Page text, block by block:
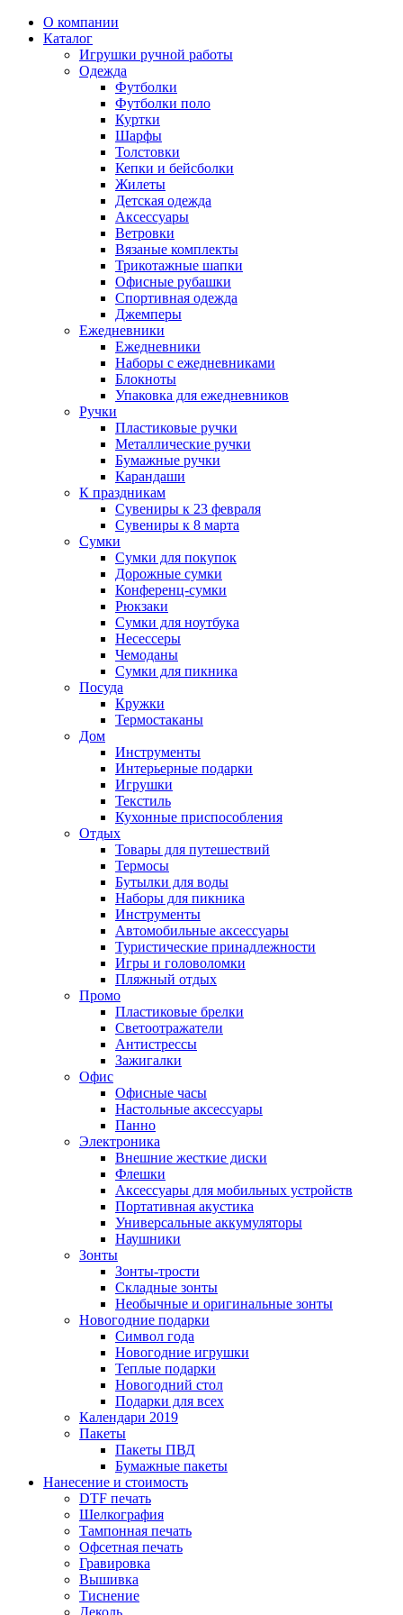
О компании
Каталог
Игрушки ручной работы
Одежда
Футболки
Футболки поло
Куртки
Шарфы
Толстовки
Кепки и бейсболки
Жилеты
Детская одежда
Аксессуары
Ветровки
Вязаные комплекты
Трикотажные шапки
Офисные рубашки
Спортивная одежда
Джемперы
Ежедневники
Ежедневники
Наборы с ежедневниками
Блокноты
Упаковка для ежедневников
Ручки
Пластиковые ручки
Металлические ручки
Бумажные ручки
Карандаши
К праздникам
Сувениры к 23 февраля
Сувениры к 8 марта
Сумки
Сумки для покупок
Дорожные сумки
Конференц-сумки
Рюкзаки
Сумки для ноутбука
Несессеры
Чемоданы
Сумки для пикника
Посуда
Кружки
Термостаканы
Дом
Инструменты
Интерьерные подарки
Игрушки
Текстиль
Кухонные приспособления
Отдых
Товары для путешествий
Термосы
Бутылки для воды
Наборы для пикника
Инструменты
Автомобильные аксессуары
Туристические принадлежности
Игры и головоломки
Пляжный отдых
Промо
Пластиковые брелки
Светоотражатели
Антистрессы
Зажигалки
Офис
Офисные часы
Настольные аксессуары
Панно
Электроника
Внешние жесткие диски
Флешки
Аксессуары для мобильных устройств
Портативная акустика
Универсальные аккумуляторы
Наушники
Зонты
Зонты-трости
Складные зонты
Необычные и оригинальные зонты
Новогодние подарки
Символ года
Новогодние игрушки
Теплые подарки
Новогодний стол
Подарки для всех
Календари 2019
Пакеты
Пакеты ПВД
Бумажные пакеты
Нанесение и стоимость
DTF печать
Шелкография
Тампонная печать
Офсетная печать
Гравировка
Вышивка
Тиснение
Деколь